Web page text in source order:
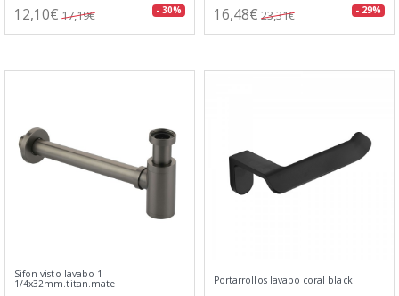
12,10€ 17,19€ - 30% 16,48€ 23,31€ - 29%
Sifon visto lavabo 1-
1/4x32mm.titan.mate Portarrollos lavabo coral black